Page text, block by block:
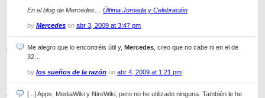
En el blog de Mercedes… Última Jornada y Celebración
by Mercedes on abr 3, 2009 at 3:47 pm
Me alegro que lo encontréis útil y, Mercedes , creo que no cabe ni en el de
32…
by los sueños de la razón on abr 4, 2009 at 1:21 pm
[...] Apps, MediaWiki y NireWiki, pero no he utilizado ninguna. También le he